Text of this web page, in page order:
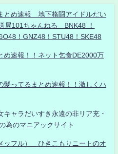
とめ速報 地下格闘アイドルだい
局101ちゃんねる BNK48 ！
！GNZ48！STU48！SKE48
め速報！！ネット乞食DE2000万
髪ってるまとめ速報！！激しくハ
キャラだいすき永遠の非リア充・
為のマニアックサイト
ッフル） ひきこもりニートのオ